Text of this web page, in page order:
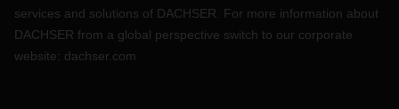
services and solutions of DACHSER. For more information about
DACHSER from a global perspective switch to our corporate
website: dachser.com